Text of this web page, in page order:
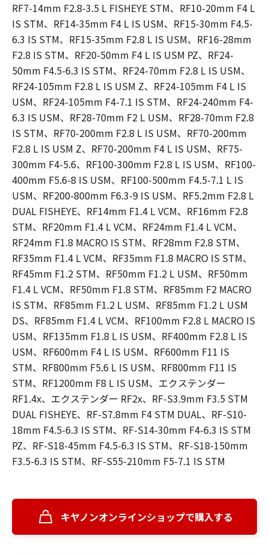
RF7-14mm F2.8-3.5 L FISHEYE STM、RF10-20mm F4 L
IS STM、RF14-35mm F4 L IS USM、RF15-30mm F4.5-
6.3 IS STM、RF15-35mm F2.8 L IS USM、RF16-28mm
F2.8 IS STM、RF20-50mm F4 L IS USM PZ、RF24-
50mm F4.5-6.3 IS STM、RF24-70mm F2.8 L IS USM、
RF24-105mm F2.8 L IS USM Z、RF24-105mm F4 L IS
USM、RF24-105mm F4-7.1 IS STM、RF24-240mm F4-
6.3 IS USM、RF28-70mm F2 L USM、RF28-70mm F2.8
IS STM、RF70-200mm F2.8 L IS USM、RF70-200mm
F2.8 L IS USM Z、RF70-200mm F4 L IS USM、RF75-
300mm F4-5.6、RF100-300mm F2.8 L IS USM、RF100-
400mm F5.6-8 IS USM、RF100-500mm F4.5-7.1 L IS
USM、RF200-800mm F6.3-9 IS USM、RF5.2mm F2.8 L
DUAL FISHEYE、RF14mm F1.4 L VCM、RF16mm F2.8
STM、RF20mm F1.4 L VCM、RF24mm F1.4 L VCM、
RF24mm F1.8 MACRO IS STM、RF28mm F2.8 STM、
RF35mm F1.4 L VCM、RF35mm F1.8 MACRO IS STM、
RF45mm F1.2 STM、RF50mm F1.2 L USM、RF50mm
F1.4 L VCM、RF50mm F1.8 STM、RF85mm F2 MACRO
IS STM、RF85mm F1.2 L USM、RF85mm F1.2 L USM
DS、RF85mm F1.4 L VCM、RF100mm F2.8 L MACRO IS
USM、RF135mm F1.8 L IS USM、RF400mm F2.8 L IS
USM、RF600mm F4 L IS USM、RF600mm F11 IS
STM、RF800mm F5.6 L IS USM、RF800mm F11 IS
STM、RF1200mm F8 L IS USM、エクステンダー
RF1.4x、エクステンダー RF2x、RF-S3.9mm F3.5 STM
DUAL FISHEYE、RF-S7.8mm F4 STM DUAL、RF-S10-
18mm F4.5-6.3 IS STM、RF-S14-30mm F4-6.3 IS STM
PZ、RF-S18-45mm F4.5-6.3 IS STM、RF-S18-150mm
F3.5-6.3 IS STM、RF-S55-210mm F5-7.1 IS STM
キヤノンオンラインショップで購入する